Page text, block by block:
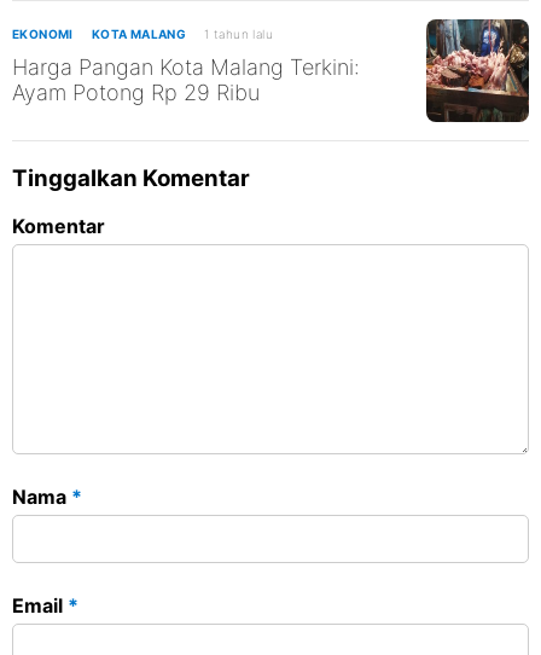
EKONOMI KOTA MALANG 1 tahun lalu
Harga Pangan Kota Malang Terkini:
Ayam Potong Rp 29 Ribu
Tinggalkan Komentar
Komentar
Nama *
Email *